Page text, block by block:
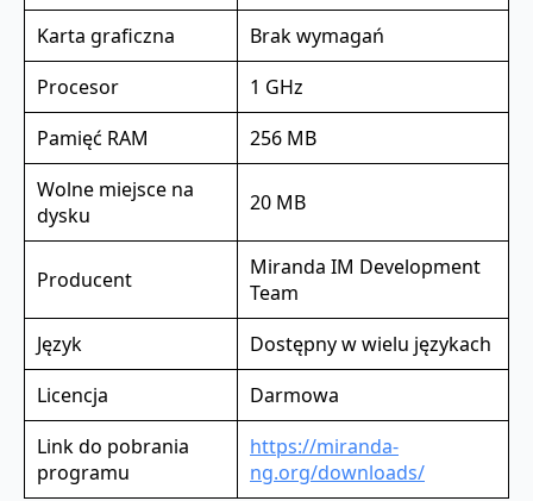
Karta graficzna
Brak wymagań
Procesor
1 GHz
Pamięć RAM
256 MB
Wolne miejsce na
dysku
20 MB
Producent
Miranda IM Development
Team
Język
Dostępny w wielu językach
Licencja
Darmowa
Link do pobrania
programu
https://miranda-
ng.org/downloads/